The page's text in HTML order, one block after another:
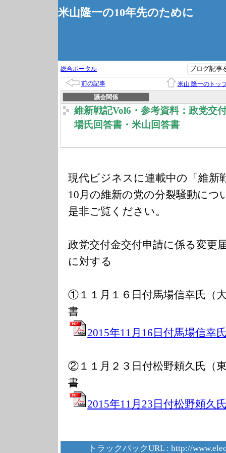
米山隆一の10年先のために
総合ポータル
前の記事
米山 隆一のトッ
議会関係
維新戦記Vol6・参考資料：政党交
場氏回答書・米山回答書
現代ビジネスに連載中の「維
10月の維新の党の分裂騒動につ
是非ご覧ください。
政党交付金交付申請に係る変更
に対する
①１１月１６日付馬場信幸氏（
書
2015年11月16日付馬場信幸
②１１月２３日付松野頼久氏（
書
2015年11月23日付松野頼久
トラックバックURL : http://